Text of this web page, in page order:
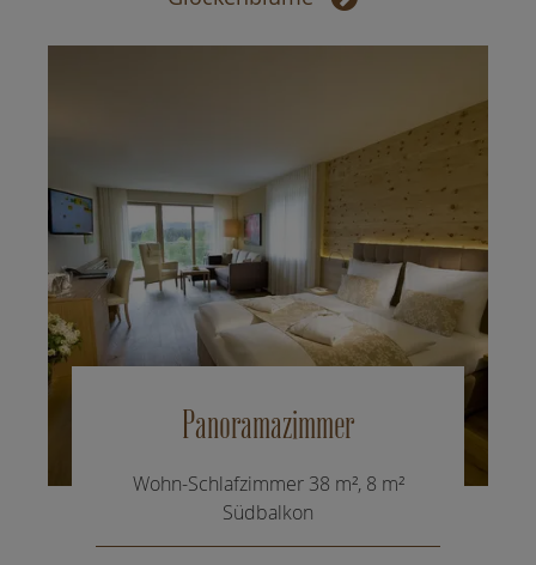
Panoramazimmer
Wohn-Schlafzimmer 38 m², 8 m²
Südbalkon